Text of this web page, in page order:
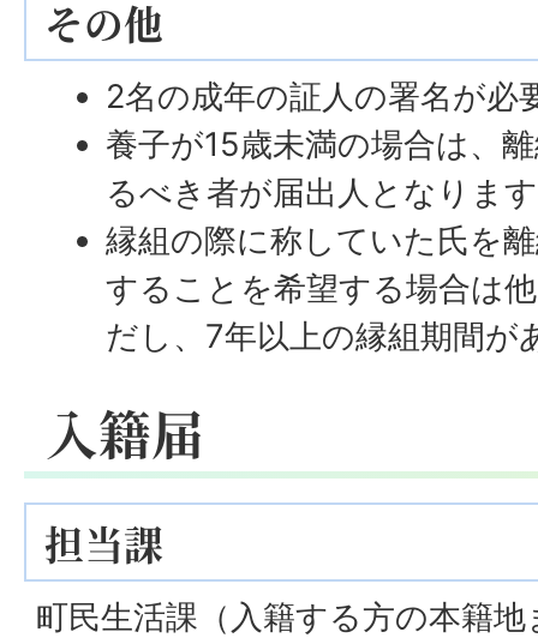
その他
2名の成年の証人の署名が必
養子が15歳未満の場合は、
るべき者が届出人となりま
縁組の際に称していた氏を
することを希望する場合は
だし、7年以上の縁組期間が
入籍届
担当課
町民生活課（入籍する方の本籍